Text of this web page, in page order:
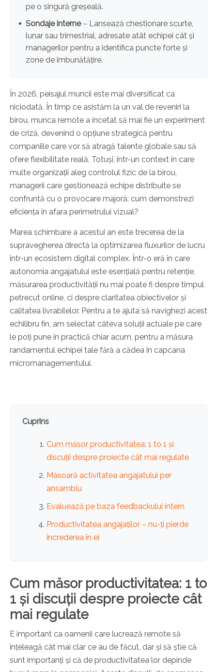
pe o singură greșeală.
Sondaje interne– Lansează chestionare scurte,
lunar sau trimestrial, adresate atât echipei cât și
managerilor pentru a identifica puncte forte și
zone de îmbunătățire.
În 2026, peisajul muncii este mai diversificat ca
niciodată. În timp ce asistăm la un val de reveniri la
birou, munca remote a încetat să mai fie un experiment
de criză, devenind o opțiune strategică pentru
companiile care vor să atragă talente globale sau să
ofere flexibilitate reală. Totuși, într-un context în care
multe organizații aleg controlul fizic de la birou,
managerii care gestionează echipe distribuite se
confruntă cu o provocare majoră: cum demonstrezi
eficiența în afara perimetrului vizual?
Marea schimbare a acestui an este trecerea de la
supravegherea directă la optimizarea fluxurilor de lucru
într-un ecosistem digital complex. Într-o eră în care
autonomia angajatului este esențială pentru retenție,
măsurarea productivității nu mai poate fi despre timpul
petrecut online, ci despre claritatea obiectivelor și
calitatea livrabilelor. Pentru a te ajuta să navighezi acest
echilibru fin, am selectat câteva soluții actuale pe care
le poți pune în practică chiar acum, pentru a măsura
randamentul echipei tale fără a cădea în capcana
micromanagementului.
Cuprins
Cum măsor productivitatea: 1 to 1 și
discuții despre proiecte cât mai regulate
Măsoară activitatea angajatului per
ansamblu
Evaluează pe baza feedbackului intern
Productivitatea angajaților – nu-ți pierde
încrederea în ei
Cum măsor productivitatea: 1 to
1 și discuții despre proiecte cât
mai regulate
E important ca oamenii care lucrează remote să
înțeleagă cât mai clar ce au de făcut, dar și să știe că
sunt importanți și că de productivitatea lor depinde